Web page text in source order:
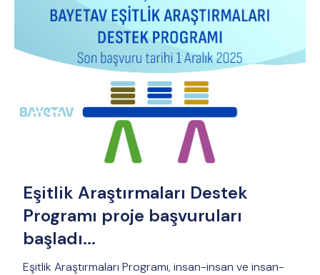
Eşitlik Araştırmaları Destek
Programı proje başvuruları
başladı...
Eşitlik Araştırmaları Programı, insan-insan ve insan-